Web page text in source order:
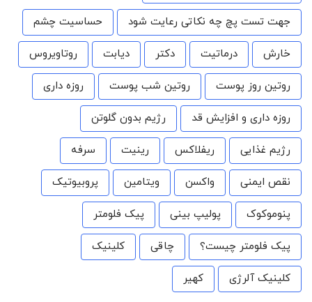
جهت تست پچ چه نکاتی رعایت شود حساسیت چشم
خارش درماتیت دکتر دیابت روتاویروس
روتین روز پوست روتین شب پوست روزه داری
روزه داری و افزایش قد رژیم بدون گلوتن
رژیم غذایی ریفلاکس رینیت سرفه
نقص ایمنی واکسن ویتامین پروبیوتیک
پنوموکوک پولیپ بینی پیک فلومتر
پیک فلومتر چیست؟ چاقی کلینیک
کلینیک آلرژی کهیر